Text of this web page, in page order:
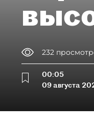
232
00:05
09 августа